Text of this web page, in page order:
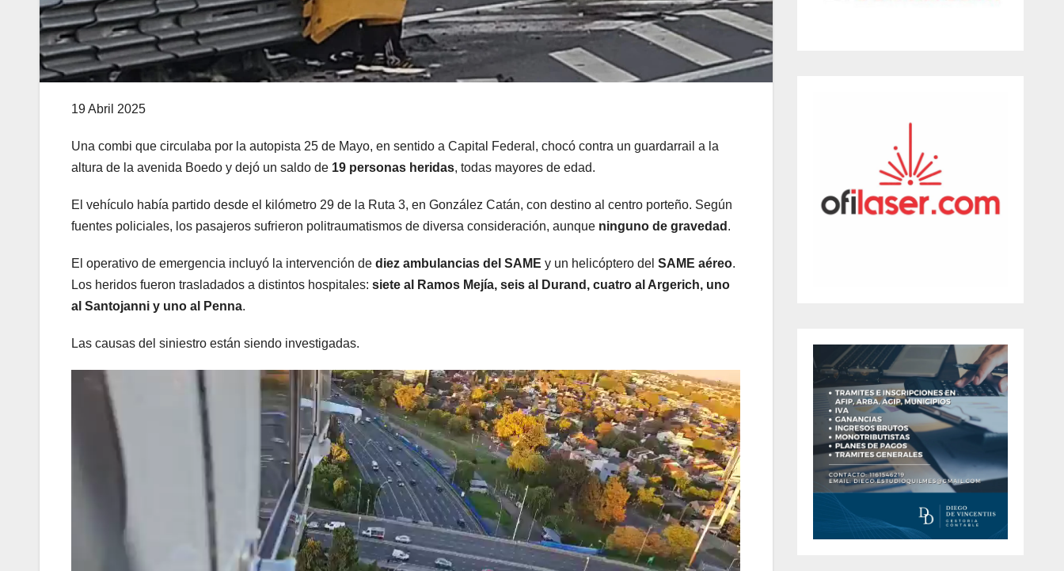
19 Abril 2025
Una combi que circulaba por la autopista 25 de Mayo, en sentido a Capital Federal, chocó contra un guardarrail a la
altura de la avenida Boedo y dejó un saldo de 19 personas heridas, todas mayores de edad.
El vehículo había partido desde el kilómetro 29 de la Ruta 3, en González Catán, con destino al centro porteño. Según
fuentes policiales, los pasajeros sufrieron politraumatismos de diversa consideración, aunque ninguno de gravedad .
El operativo de emergencia incluyó la intervención de diez ambulancias del SAME y un helicóptero del SAME aéreo.
Los heridos fueron trasladados a distintos hospitales: siete al Ramos Mejía, seis al Durand, cuatro al Argerich, uno
al Santojanni y uno al Penna.
Las causas del siniestro están siendo investigadas.